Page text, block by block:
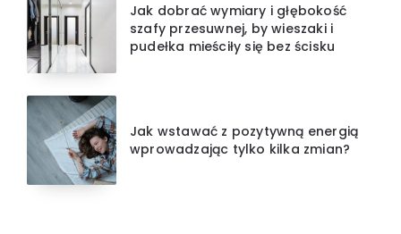
Jak dobrać wymiary i głębokość
szafy przesuwnej, by wieszaki i
pudełka mieściły się bez ścisku
Jak wstawać z pozytywną energią
wprowadzając tylko kilka zmian?